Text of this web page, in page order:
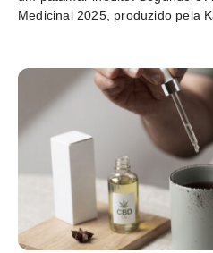
Medicinal 2025, produzido pela